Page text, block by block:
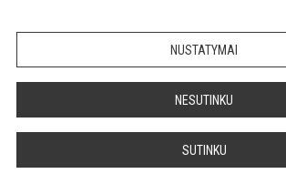
NUSTATYMAI
NESUTINKU
SUTINKU